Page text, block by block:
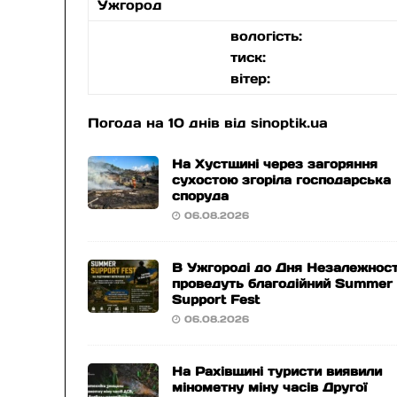
Ужгород
вологість:
тиск:
вітер:
Погода на 10 днів відsinoptik.ua
На Хустщині через загоряння
сухостою згоріла господарська
споруда
06.08.2026
В Ужгороді до Дня
проведуть благодійний Summer
Support Fest
06.08.2026
На Рахівщині туристи виявили
мінометну міну часів Другої